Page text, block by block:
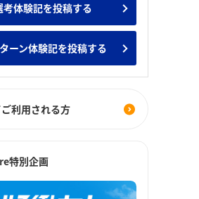
グ みんなのインターン人気企業ランキ
考体験記を投稿する
ーン体験記を投稿する
利用される方
特別企画